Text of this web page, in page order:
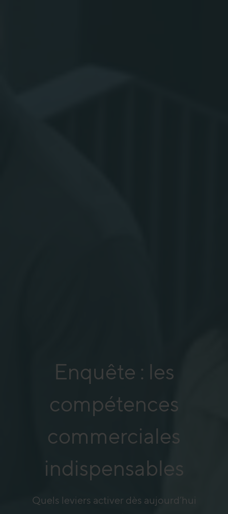
Enquête : les
compétences
commerciales
indispensables
Quels leviers activer dès aujourd’hui